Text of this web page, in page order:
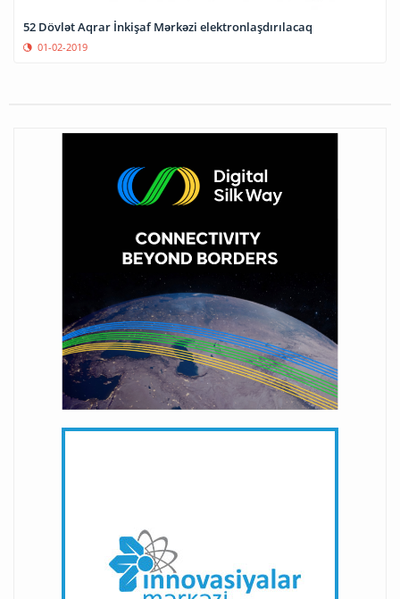
52 Dövlət Aqrar İnkişaf Mərkəzi elektronlaşdırılacaq
01-02-2019